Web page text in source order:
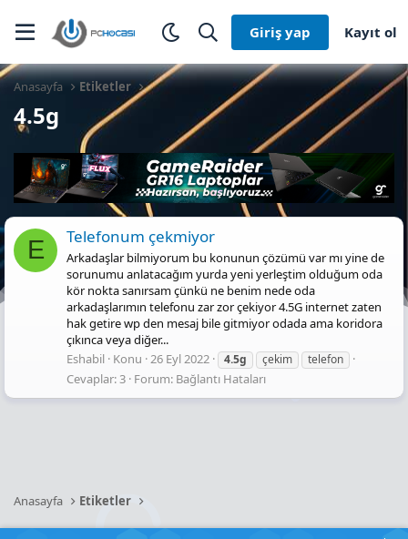
Giriş yap Kayıt ol
Anasayfa Etiketler
4.5g
E Telefonum çekmiyor
Arkadaşlar bilmiyorum bu konunun çözümü var mı yine de
sorunumu anlatacağım yurda yeni yerleştim olduğum oda
kör nokta sanırsam çünkü ne benim nede oda
arkadaşlarımın telefonu zar zor çekiyor 4.5G internet zaten
hak getire wp den mesaj bile gitmiyor odada ama koridora
çıkınca veya diğer...
Eshabil Konu 26 Eyl 2022 4.5g çekim telefon
Cevaplar: 3 Forum: Bağlantı Hataları
Anasayfa Etiketler